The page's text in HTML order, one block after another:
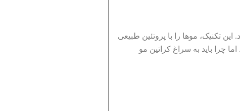
تکنیک، موها را با پروتئین طبیعی
چرا باید به سراغ کراتین مو